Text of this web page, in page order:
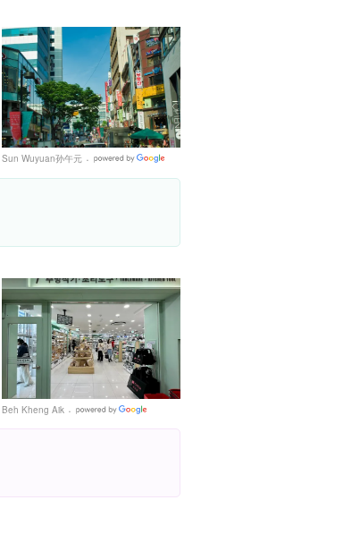
Sun Wuyuan孙午元
Places
Beh Kheng Aik
Places